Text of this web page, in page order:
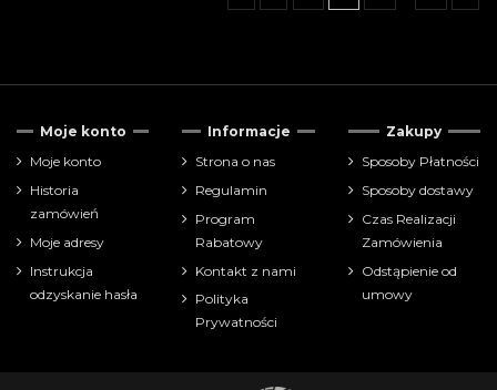
Cena
zł
farbki
Moje konto
Moje konto
Historia
zamówień
Moje adresy
Instrukcja
odzyskanie hasła
Informacje
Strona o nas
Regulamin
Program
Rabatowy
Kontakt z nami
Polityka
Prywatności
Zakupy
Sposoby Płatności
Sposoby dostawy
Czas Realizacji
Zamówienia
Odstąpienie od
umowy